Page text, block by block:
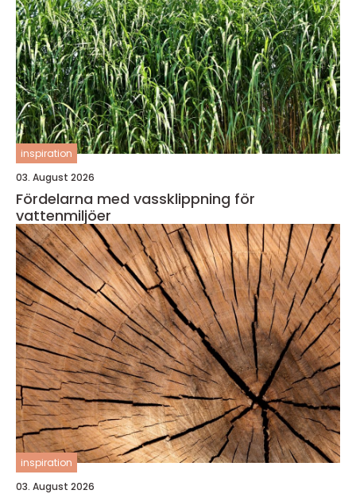
inspiration
03. August 2026
Fördelarna med vassklippning för
vattenmiljöer
inspiration
03. August 2026